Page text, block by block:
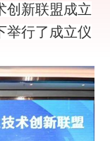
创新联盟成立
举行了成立仪